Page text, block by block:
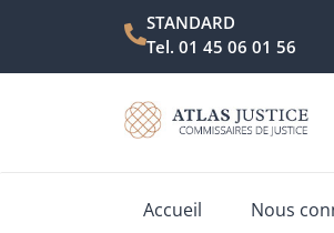
STANDARD
Tel. 01 45 06 01 56
Accueil Nous